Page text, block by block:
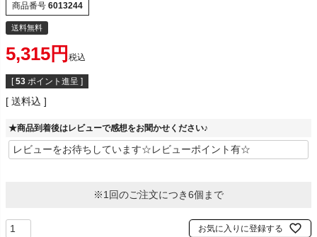
商品番号 6013244
送料無料
5,315 税込
[ 53 ポイント進呈 ]
送料込
★商品到着後はレビューで感想をお聞かせください♪
※1回のご注文につき6個まで
お気に入りに登録する